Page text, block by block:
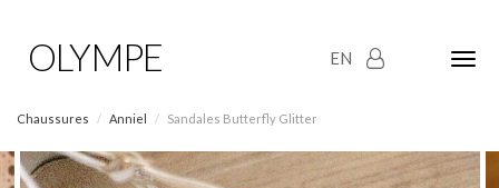
EN
OLYMPE
Chaussures Anniel Sandales Butterfly Glitter